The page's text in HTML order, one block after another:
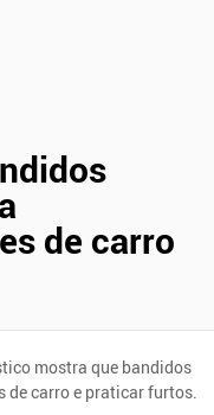
de carro
mostra que bandidos
de carro e praticar furtos.